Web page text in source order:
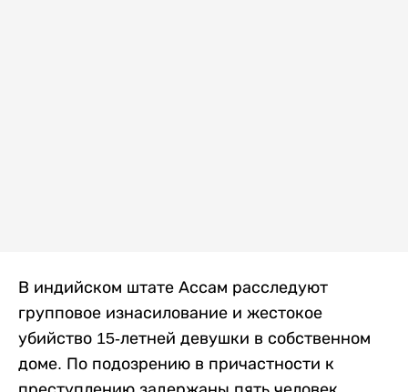
В индийском штате Ассам расследуют
групповое изнасилование и жестокое
убийство 15-летней девушки в собственном
доме. По подозрению в причастности к